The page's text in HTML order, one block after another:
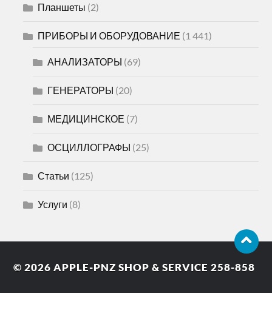
Планшеты (2)
ПРИБОРЫ И ОБОРУДОВАНИЕ (1 441)
АНАЛИЗАТОРЫ (69)
ГЕНЕРАТОРЫ (20)
МЕДИЦИНСКОЕ (7)
ОСЦИЛЛОГРАФЫ (25)
Статьи (125)
Услуги (8)
© 2026APPLE-PNZ SHOP & SERVICE 258-858